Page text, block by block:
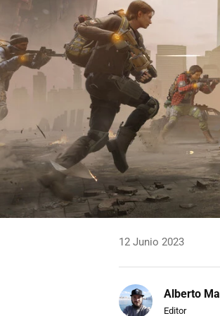
12 Junio 2023
Alberto
Editor